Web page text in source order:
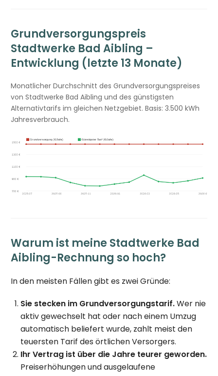
Grundversorgungspreis
Stadtwerke Bad Aibling –
Entwicklung (letzte 13 Monate)
Monatlicher Durchschnitt des Grundversorgungspreises
von Stadtwerke Bad Aibling und des günstigsten
Alternativtarifs im gleichen Netzgebiet. Basis: 3.500 kWh
Jahresverbrauch.
Warum ist meine Stadtwerke Bad
Aibling-Rechnung so hoch?
In den meisten Fällen gibt es zwei Gründe:
Sie stecken im Grundversorgungstarif.Wer nie
aktiv gewechselt hat oder nach einem Umzug
automatisch beliefert wurde, zahlt meist den
teuersten Tarif des örtlichen Versorgers.
Ihr Vertrag ist über die Jahre teurer geworden.
Preiserhöhungen und ausgelaufene